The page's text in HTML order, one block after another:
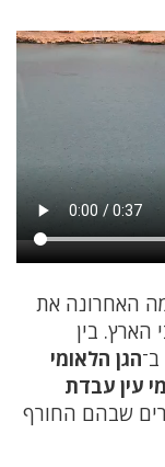
האחרונה את
הארץ. בין
הגן הלאומי
עין עבדת
שבהם החורף